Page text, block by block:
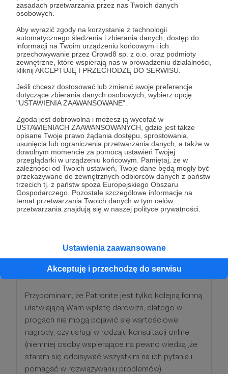
zasadach przetwarzania przez nas Twoich danych
osobowych.
Aby wyrazić zgody na korzystanie z technologii
automatycznego śledzenia i zbierania danych, dostęp do
informacji na Twoim urządzeniu końcowym i ich
przechowywanie przez Crowd8 sp. z o.o. oraz podmioty
zewnętrzne, które wspierają nas w prowadzeniu działalności,
kliknij AKCEPTUJĘ I PRZECHODZĘ DO SERWISU.
Jeśli chcesz dostosować lub zmienić swoje preferencje
dotyczące zbierania danych osobowych, wybierz opcję
"USTAWIENIA ZAAWANSOWANE".
Zgoda jest dobrowolna i możesz ją wycofać w
USTAWIENIACH ZAAWANSOWANYCH, gdzie jest także
opisane Twoje prawo żądania dostępu, sprostowania,
usunięcia lub ograniczenia przetwarzania danych, a także w
dowolnym momencie za pomocą ustawień Twojej
przeglądarki w urządzeniu końcowym. Pamiętaj, że w
zależności od Twoich ustawień, Twoje dane będą mogły być
przekazywane do zewnętrznych odbiorców danych z państw
trzecich tj. z państw spoza Europejskiego Obszaru
Gospodarczego. Pozostałe szczegółowe informacje na
temat przetwarzania Twoich danych w tym celów
przetwarzania znajdują się w naszej polityce prywatności.
Ustawienia zaawansowane
Akceptuję i przechodzę do serwisu
ułatwiającą Wam wpłatę darowizn, dlatego w
progach nie mogą pojawić się wartościowe
nagrody ,czy usługi w rodzaju konsultacji online
(niemniej osoby wspierające na pewno wiedzą, że
staram się odpisywać wszystkim na ich pytania i
pomagać w rozwiązywaniu problemów)
Patroni: 6
50 zł miesięcznie
Uszanowanie dla Fachowca ;) Jest to dla mnie
ogramy zaszczyt, że doceniasz, aż tak moje
zaangażowanie w szerzenie i popularyzowanie
nurtu DIY. Uważam, że pasja w życiu to ważna
tym trudnym zadaniu i za docenienie ile realnie
czasu i środku wymaga tworzenie dla Was tych
publikacji .
Przypominam, że Patronite jest tylko kolejną formą
ułatwiającą Wam wpłatę darowizn, dlatego w
progach nie mogą pojawić się wartościowe
nagrody, czy usługi w rodzaju konsultacji online
(niemniej osoby wspierające na pewno wiedzą ,że
staram się odpisywać wszystkim na ich pytania i
pomagać w rozwiązywaniu problemów)